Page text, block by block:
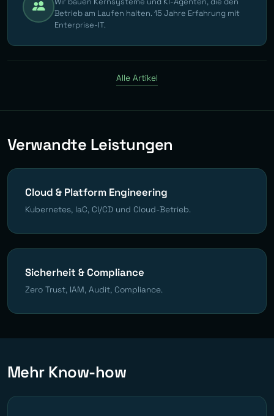
Betrieb am Laufen halten. 15 Jahre Erfahrung mit
Enterprise-IT.
Alle Artikel
Verwandte Leistungen
Cloud & Platform Engineering
Kubernetes, IaC, CI/CD und Cloud-Betrieb.
Sicherheit & Compliance
Zero Trust, IAM, Audit, Compliance.
Mehr Know-how